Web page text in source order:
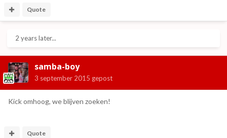
Quote
2 years later...
samba-boy
3 september 2015 gepost
Kick omhoog, we blijven zoeken!
Quote